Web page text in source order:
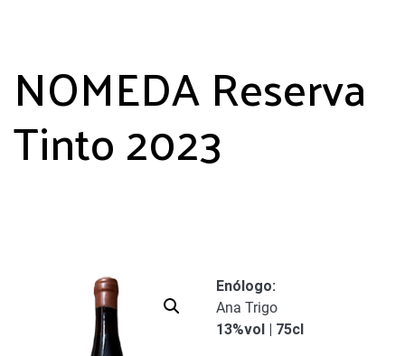
NOMEDA Reserva
Tinto 2023
Enólogo:
Ana Trigo
13%vol | 75cl